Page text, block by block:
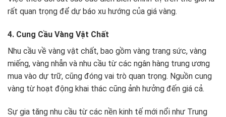
rất quan trọng để dự báo xu hướng của giá vàng.
4. Cung Cầu Vàng Vật Chất
Nhu cầu về vàng vật chất, bao gồm vàng trang sức, vàng
miếng, vàng nhẫn và nhu cầu từ các ngân hàng trung ương
mua vào dự trữ, cũng đóng vai trò quan trọng. Nguồn cung
vàng từ hoạt động khai thác cũng ảnh hưởng đến giá cả.
Sự gia tăng nhu cầu từ các nền kinh tế mới nổi như Trung